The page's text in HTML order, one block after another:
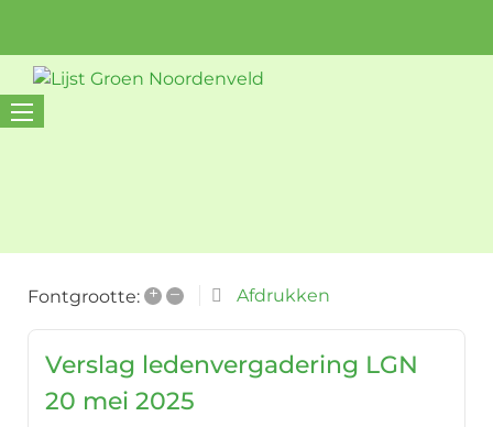
Fontgrootte: + – Afdrukken
Verslag ledenvergadering LGN
20 mei 2025